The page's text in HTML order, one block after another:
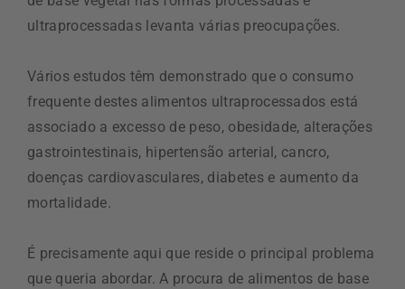
ultraprocessadas levanta várias preocupações.
Vários estudos têm demonstrado que o consumo
frequente destes alimentos ultraprocessados está
associado a excesso de peso, obesidade, alterações
gastrointestinais, hipertensão arterial, cancro,
doenças cardiovasculares, diabetes e aumento da
mortalidade.
É precisamente aqui que reside o principal problema
que queria abordar. A procura de alimentos de base